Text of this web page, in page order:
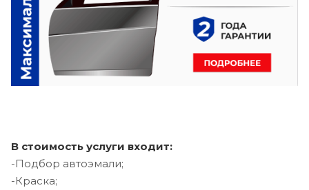
В стоимость услуги входит:
-Подбор автоэмали;
-Краска;